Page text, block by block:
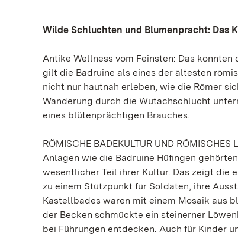
Wilde Schluchten und Blumenpracht: Das
Antike Wellness vom Feinsten: Das
gilt die Badruine als eines der ältesten
nicht nur hautnah erleben, wie die Römer
Wanderung durch die Wutachschlucht
eines blütenprächtigen Brauches.
RÖMISCHE BADEKULTUR UND RÖMISCHES
Anlagen wie die Badruine Hüfingen
wesentlicher Teil ihrer Kultur. Das zeigt die
zu einem Stützpunkt für Soldaten, ihre
Kastellbades waren mit einem Mosaik aus
der Becken schmückte ein steinerner
bei Führungen entdecken. Auch für Kinder